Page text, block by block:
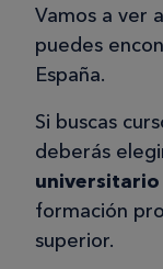
Vamos a ver
puedes
España.
Si buscas
deberás
universitario
formación
superior.